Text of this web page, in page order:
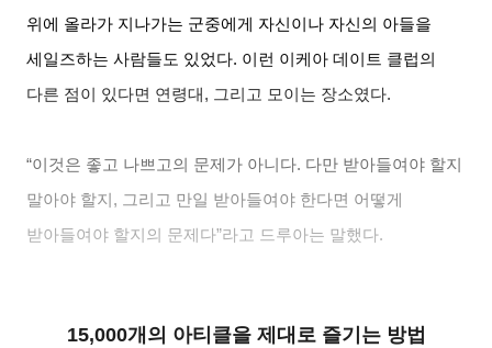
위에 올라가 지나가는 군중에게 자신이나 자신의 아들을
세일즈하는 사람들도 있었다. 이런 이케아 데이트 클럽의
다른 점이 있다면 연령대 , 그리고 모이는 장소였다.
“이것은 좋고 나쁘고의 문제가 아니다. 다만 받아들여야 할지
말아야 할지 , 그리고 만일 받아들여야 한다면 어떻게
받아들여야 할지의 문제다”라고 드루아는 말했다.
15,000개의 아티클을 제대로 즐기는 방법